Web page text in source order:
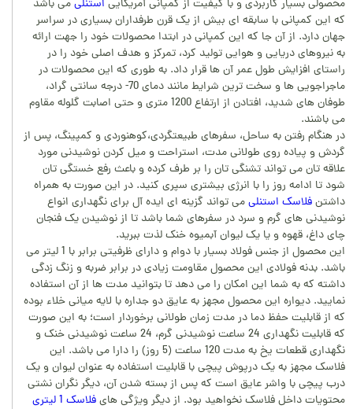
محصولی بسیار کاربردی و با کیفیت از کمپانی آمریکایی استنلیمی باشد
که این کمپانی با سابقه ای بیش از یک قرن طرفداران بسیاری در سراسر
جهان دارد. از آن جا که این کمپانی در ابتدا محصولات خود را جهت ارائه
به نیروهای دریایی و هوایی تولید کرد، تمرکز و هدف اصلی خود را در
راستای افزایش طول عمر آن ها قرار داد. به طوری که این محصولات در
ماجراجویی ها و سخت ترین شرایط مانند دمای 70- درجه سانتی گراد،
طوفان های شدید، افتادن از ارتفاع 1200 متری و حتی اصابت گلوله مقاوم
می باشند.
در هنگام رفتن به ساحل، سفرهای طبیعتگردی،کوهنوردی و کمپینگ، پس از
گردش و پیاده روی طولانی مدت، استراحت و میل کردن نوشیدنی مورد
علاقه تان می تواند تشنگی تان را بر طرف کرده و باعث رفع خستگی تان
شود تا ادامه روز را با انرژی بیشتری سپری کنید. در این صورت به همراه
داشتنفلاسک استنلیمی تواند گزینه ای ایده آل برای نگهداری انواع
نوشیدنی های گرم و سرد در سفرهای شما باشد تا از نوشیدن یک فنجان
چای داغ، قهوه و یا یک لیوان آبمیوه خنک لذت ببرید.
این محصول از جنس فولاد بسیار با دوام و دارای ظرفیتی برابر با 1 لیتر می
باشد. بدنه فولادی این محصول مقاومت زیادی در برابر ضربه و زنگ زدگی
داشته که به شما این امکان را می دهد تا بتوانید مدت ها از آن استفاده
نمایید. دیواره این محصول مجهز به عایق دو جداره با لایه میانی خلاء بوده
که از قابلیت حفظ دما در مدت زمان طولانی برخوردار است؛ به این صورت
که قابلیت نگهداری 24 ساعت نوشیدنی گرم، 24 ساعت نوشیدنی خنک و
نگهداری قطعات یخ به مدت 120 ساعت (5 روز) را دارا می باشد. این
فلاسک مجهز به یک درپوش پیچی با قابلیت استفاده به عنوان لیوان و یک
درب پیچی با واشر عایق است که پس از بسته شدن آن، دیگر نگران نشتی
محتویات داخل فلاسک نخواهید بود. از دیگر ویژگی های
فلاسک 1 لیتری